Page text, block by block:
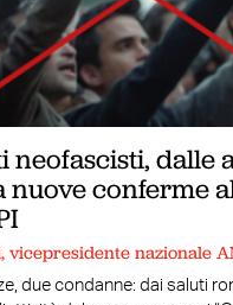
neofascisti, dalle
nuove conferme
vicepresidente nazionale
due condanne: dai saluti